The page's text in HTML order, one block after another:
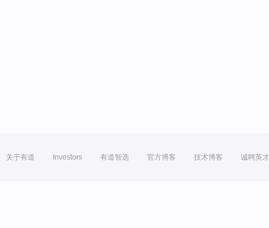
关于有道 Investors 有道智选 官方博客 技术博客 诚聘英才